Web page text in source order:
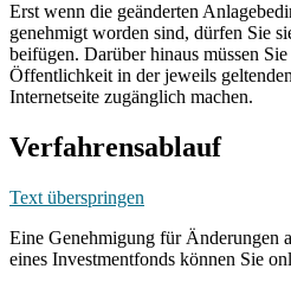
Erst wenn die geänderten
genehmigt worden sind, dürfen Sie
beifügen. Darüber hinaus müssen
Öffentlichkeit in der jeweils
Internetseite zugänglich machen.
Verfahrensablauf
Text überspringen
Eine Genehmigung für Änderungen
eines Investmentfonds können Sie